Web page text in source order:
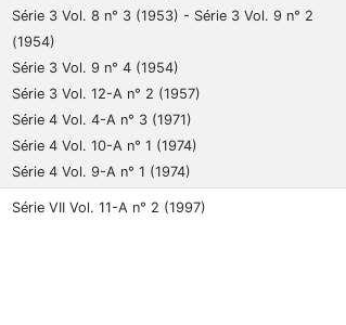
Série 3 Vol. 8 n° 3 (1953) - Série 3 Vol. 9 n° 2
(1954)
Série 3 Vol. 9 n° 4 (1954)
Série 3 Vol. 12-A n° 2 (1957)
Série 4 Vol. 4-A n° 3 (1971)
Série 4 Vol. 10-A n° 1 (1974)
Série 4 Vol. 9-A n° 1 (1974)
Série VII Vol. 11-A n° 2 (1997)